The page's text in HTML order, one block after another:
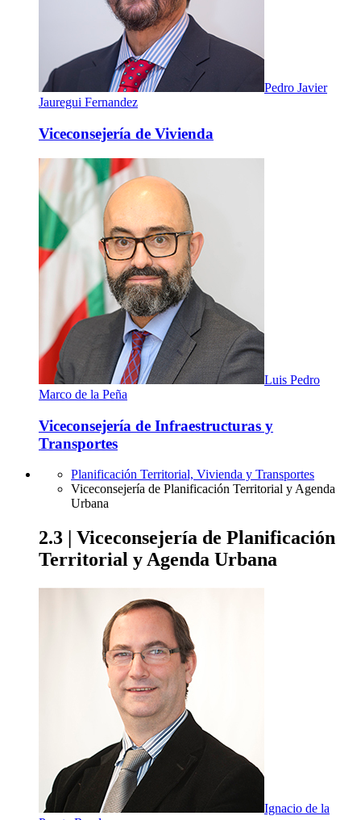
Pedro Javier
Jauregui Fernandez
Viceconsejería de Vivienda
Luis Pedro
Marco de la Peña
Viceconsejería de Infraestructuras y
Transportes
Planificación Territorial, Vivienda y Transportes
Viceconsejería de Planificación Territorial y Agenda
Urbana
2.3 | Viceconsejería de Planificación
Territorial y Agenda Urbana
Ignacio de la